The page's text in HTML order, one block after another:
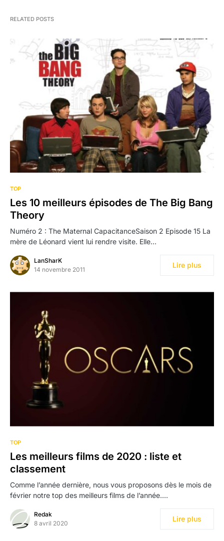
RELATED POSTS
TOP
Les 10 meilleurs épisodes de The Big Bang
Theory
Numéro 2 : The Maternal CapacitanceSaison 2 Episode 15 La
mère de Léonard vient lui rendre visite. Elle…
LanSharK
14 novembre 2011
Lire plus
TOP
Les meilleurs films de 2020 : liste et
classement
Comme l’année dernière, nous vous proposons dès le mois de
février notre top des meilleurs films de l’année.…
Redak
8 avril 2020
Lire plus